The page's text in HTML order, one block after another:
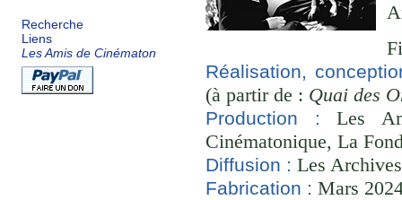
Recherche
Liens
Les Amis de Cinématon
Réalisation,
(à partir de : Quai des
Production :
Les
Cinématonique, La
Diffusion : Les
Fabrication : Mars